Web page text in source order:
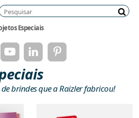
Especiais
brindes que a Raizler fabricou!